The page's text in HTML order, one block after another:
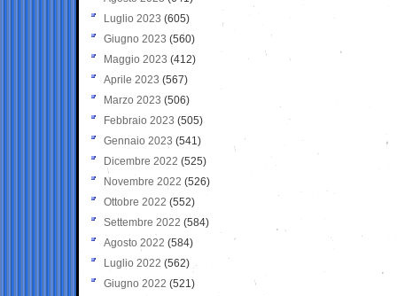
Luglio 2023 (605)
Giugno 2023 (560)
Maggio 2023 (412)
Aprile 2023 (567)
Marzo 2023 (506)
Febbraio 2023 (505)
Gennaio 2023 (541)
Dicembre 2022 (525)
Novembre 2022 (526)
Ottobre 2022 (552)
Settembre 2022 (584)
Agosto 2022 (584)
Luglio 2022 (562)
Giugno 2022 (521)